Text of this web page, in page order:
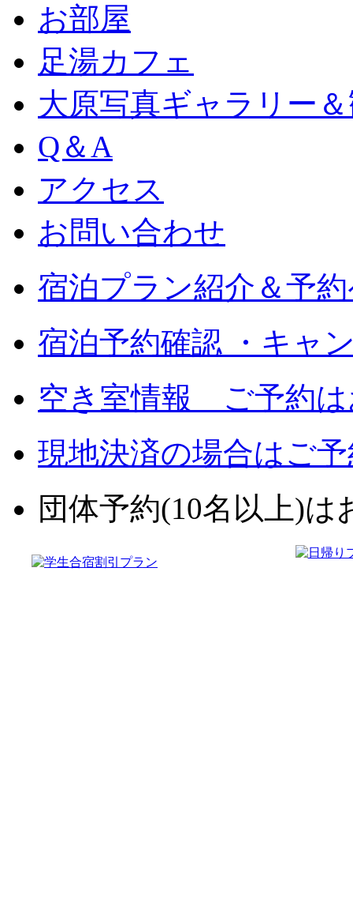
お部屋
足湯カフェ
大原写真ギャラリー
Q＆A
アクセス
お問い合わせ
宿泊プラン紹介＆予
宿泊予約確認 ・キャ
空き室情報 ご予約は
現地決済の場合はご
団体予約(10名以上)は